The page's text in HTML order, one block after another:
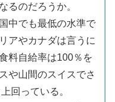
るのだろうか。
中でも最低の水準で
アやカナダは言うに
料自給率は100％を
や山間のスイスでさ
回っている。